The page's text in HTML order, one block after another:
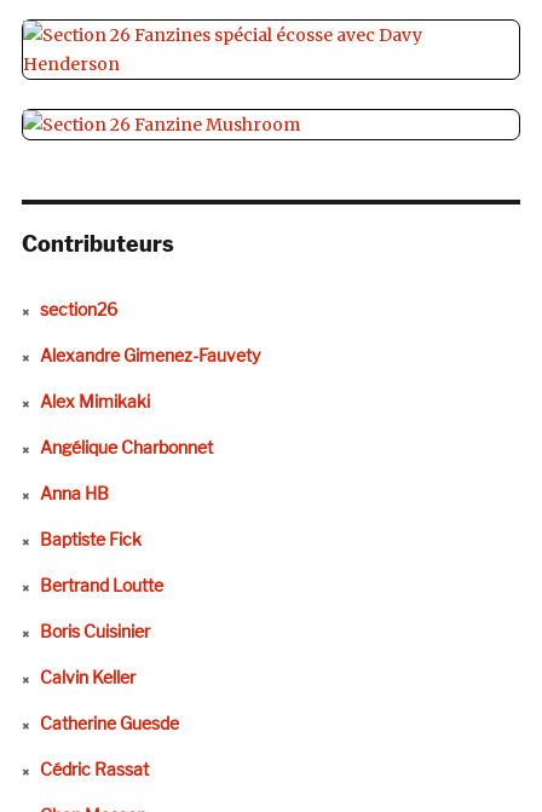
Contributeurs
section26
Alexandre Gimenez-Fauvety
Alex Mimikaki
Angélique Charbonnet
Anna HB
Baptiste Fick
Bertrand Loutte
Boris Cuisinier
Calvin Keller
Catherine Guesde
Cédric Rassat